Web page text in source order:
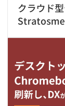
クラウド